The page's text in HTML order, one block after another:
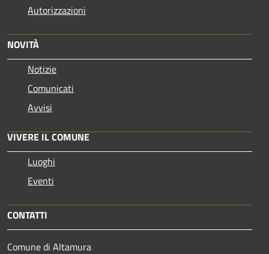
Autorizzazioni
NOVITÀ
Notizie
Comunicati
Avvisi
VIVERE IL COMUNE
Luoghi
Eventi
CONTATTI
Comune di Altamura